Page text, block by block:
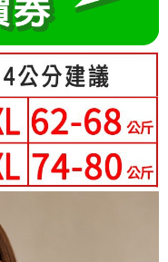
下簡稱本公司）所提供，讓
並由商店將買賣／分期付款
單繳交帳款。
係目的，商店將以您的個人
大進項蒐集、處理及利用，
、核對及更正。
oppay.tw/userRule
交易完成。
若您需要取消訂單，請聯絡
帳頁面顯示為準，若有關於
，請聯繫「AFTEE先享後付
support/home
先享後付」服務完成之交
將交易相關給付款項請求債
護人之同意方可使用
損失，本公司不負相關責